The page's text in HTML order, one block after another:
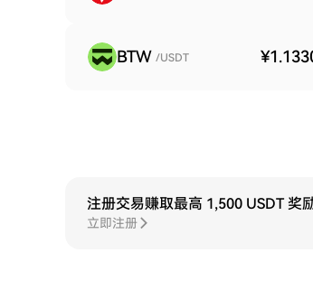
BTW /USDT
注册交易赚取最高 1,500 USDT 奖
立即注册